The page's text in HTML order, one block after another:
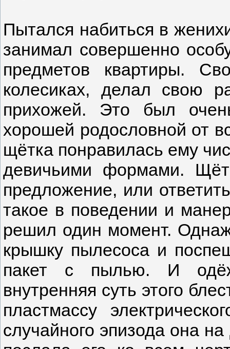
Пытался набиться в
занимал совершенно
предметов квартиры.
колесиках, делал свою
прихожей. Это был
хорошей родословной от
щётка понравилась ему
девичьими формами.
предложение, или
такое в поведении и
решил один момент.
крышку пылесоса и
пакет с пылью. И
внутренняя суть этого
пластмассу
случайного эпизода она